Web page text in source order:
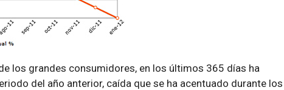
los grandes consumidores, en los últimos 365 días ha
del año anterior, caída que se ha acentuado durante los